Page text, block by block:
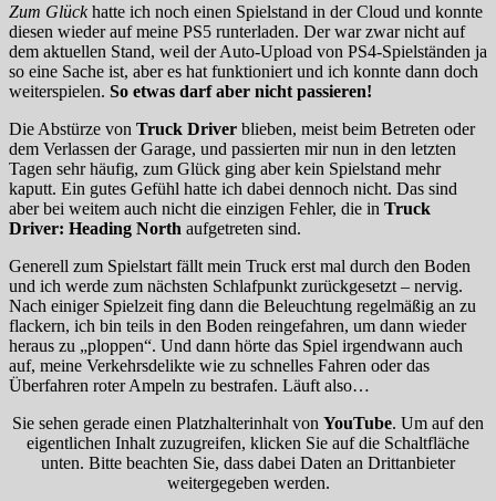
Zum Glückhatte ich noch einen Spielstand in der Cloud und konnte
diesen wieder auf meine PS5 runterladen. Der war zwar nicht auf
dem aktuellen Stand, weil der Auto-Upload von PS4-Spielständen ja
so eine Sache ist, aber es hat funktioniert und ich konnte dann doch
weiterspielen. So etwas darf aber nicht passieren!
Die Abstürze von Truck Driver blieben, meist beim Betreten oder
dem Verlassen der Garage, und passierten mir nun in den letzten
Tagen sehr häufig, zum Glück ging aber kein Spielstand mehr
kaputt. Ein gutes Gefühl hatte ich dabei dennoch nicht. Das sind
aber bei weitem auch nicht die einzigen Fehler, die in Truck
Driver: Heading North aufgetreten sind.
Generell zum Spielstart fällt mein Truck erst mal durch den Boden
und ich werde zum nächsten Schlafpunkt zurückgesetzt – nervig.
Nach einiger Spielzeit fing dann die Beleuchtung regelmäßig an zu
flackern, ich bin teils in den Boden reingefahren, um dann wieder
heraus zu „ploppen“. Und dann hörte das Spiel irgendwann auch
auf, meine Verkehrsdelikte wie zu schnelles Fahren oder das
Überfahren roter Ampeln zu bestrafen. Läuft also…
Sie sehen gerade einen Platzhalterinhalt von YouTube. Um auf den
eigentlichen Inhalt zuzugreifen, klicken Sie auf die Schaltfläche
unten. Bitte beachten Sie, dass dabei Daten an Drittanbieter
weitergegeben werden.